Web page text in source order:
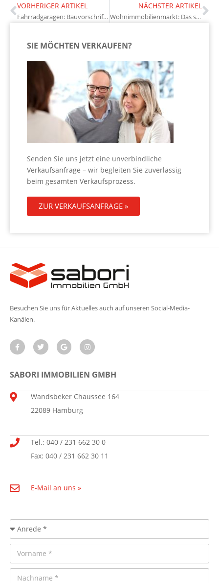
VORHERIGER ARTIKEL
Fahrradgaragen: Bauvorschriften beachten
NÄCHSTER ARTIKEL
Wohnimmobilienmarkt: Das sind die Entwicklungen
SIE MÖCHTEN VERKAUFEN?
Senden Sie uns jetzt eine unverbindliche
Verkaufsanfrage – wir begleiten Sie zuverlässig
beim gesamten Verkaufsprozess.
ZUR VERKAUFSANFRAGE »
Besuchen Sie uns für Aktuelles auch auf unseren Social-Media-
Kanälen.
SABORI IMMOBILIEN GMBH
Wandsbeker Chaussee 164
22089 Hamburg
Tel.: 040 / 231 662 30 0
Fax: 040 / 231 662 30 11
E-Mail an uns »